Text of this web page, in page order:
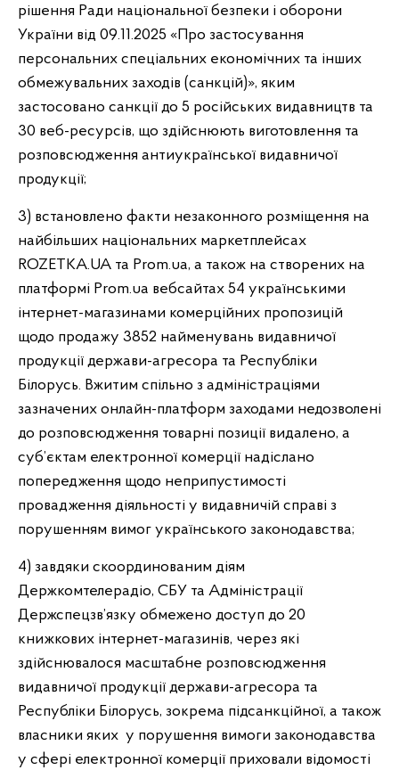
рішення Ради національної безпеки і оборони
України від 09.11.2025 «Про застосування
персональних спеціальних економічних та інших
обмежувальних заходів (санкцій)», яким
застосовано санкції до 5 російських видавництв та
30 веб-ресурсів, що здійснюють виготовлення та
розповсюдження антиукраїнської видавничої
продукції;
3) встановлено факти незаконного розміщення на
найбільших національних маркетплейсах
ROZETKA.UA та Рrom.uа, а також на створених на
платформі Prom.ua вебсайтах 54 українськими
інтернет-магазинами комерційних пропозицій
щодо продажу 3852 найменувань видавничої
продукції держави-агресора та Республіки
Білорусь. Вжитим спільно з адміністраціями
зазначених онлайн-платформ заходами недозволені
до розповсюдження товарні позиції видалено, а
суб’єктам електронної комерції надіслано
попередження щодо неприпустимості
провадження діяльності у видавничій справі з
порушенням вимог українського законодавства;
4) завдяки скоординованим діям
Держкомтелерадіо, СБУ та Адміністрації
Держспецзв’язку обмежено доступ до 20
книжкових інтернет-магазинів, через які
здійснювалося масштабне розповсюдження
видавничої продукції держави-агресора та
Республіки Білорусь, зокрема підсанкційної, а також
власники яких у порушення вимоги законодавства
у сфері електронної комерції приховали відомості